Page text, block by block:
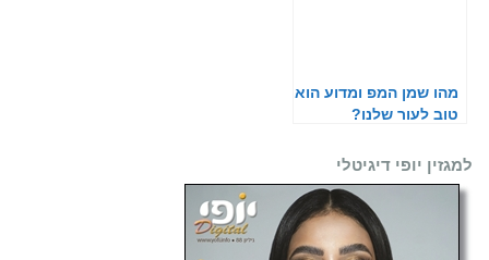
מהו שמן המפ ומדוע הוא
טוב לעור שלנו?
למגזין יופי דיגיטלי